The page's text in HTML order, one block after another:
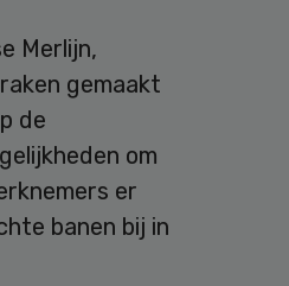
Merlijn,
gemaakt
de
om
er
banen bij in